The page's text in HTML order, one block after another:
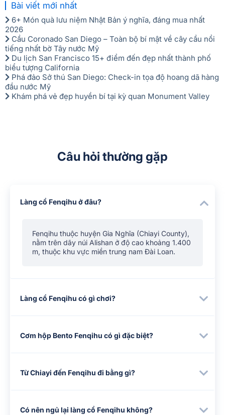
Bài viết mới nhất
6+ Món quà lưu niệm Nhật Bản ý nghĩa, đáng mua nhất
2026
Cầu Coronado San Diego – Toàn bộ bí mật về cây cầu nổi
tiếng nhất bờ Tây nước Mỹ
Du lịch San Francisco 15+ điểm đến đẹp nhất thành phố
biểu tượng California
Phá đảo Sở thú San Diego: Check-in tọa độ hoang dã hàng
đầu nước Mỹ
Khám phá vẻ đẹp huyền bí tại kỳ quan Monument Valley
Câu hỏi thường gặp
Làng cổ Fenqihu ở đâu?
Fenqihu thuộc huyện Gia Nghĩa (Chiayi County),
nằm trên dãy núi Alishan ở độ cao khoảng 1.400
m, thuộc khu vực miền trung nam Đài Loan.
Làng cổ Fenqihu có gì chơi?
Cơm hộp Bento Fenqihu có gì đặc biệt?
Từ Chiayi đến Fenqihu đi bằng gì?
Có nên ngủ lại làng cổ Fenqihu không?